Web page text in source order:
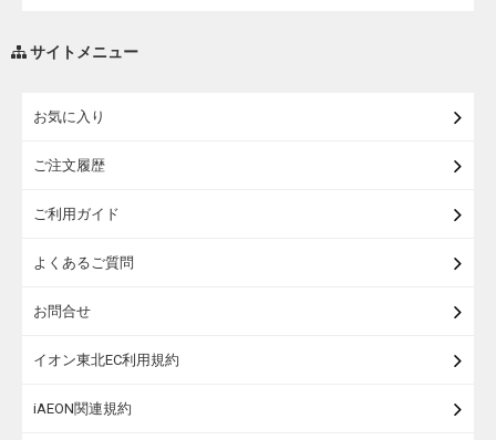
サイトメニュー
お気に入り
ご注文履歴
ご利用ガイド
よくあるご質問
お問合せ
イオン東北EC利用規約
iAEON関連規約